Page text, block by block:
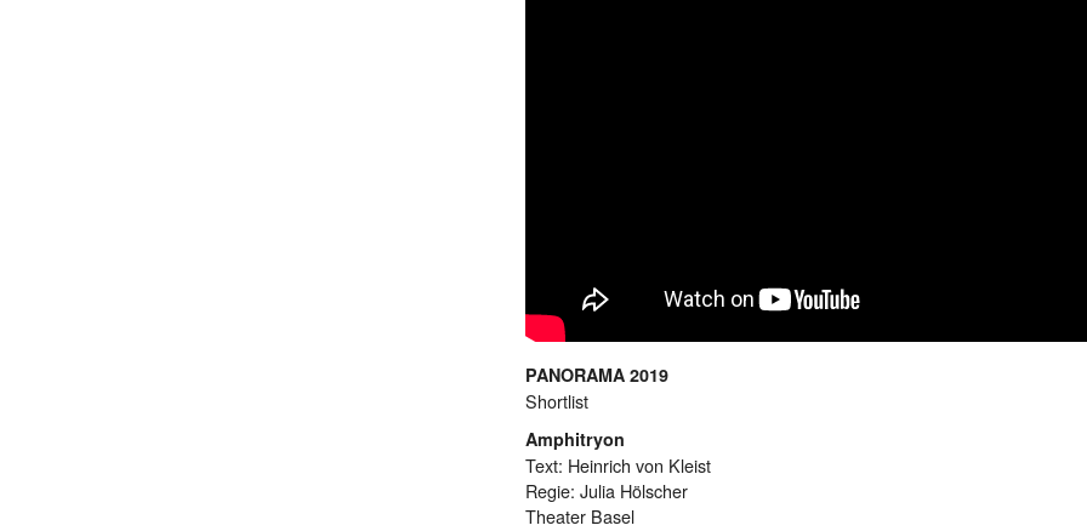
PANORAMA 2019
Shortlist
Amphitryon
Text: Heinrich von Kleist
Regie: Julia Hölscher
Theater Basel